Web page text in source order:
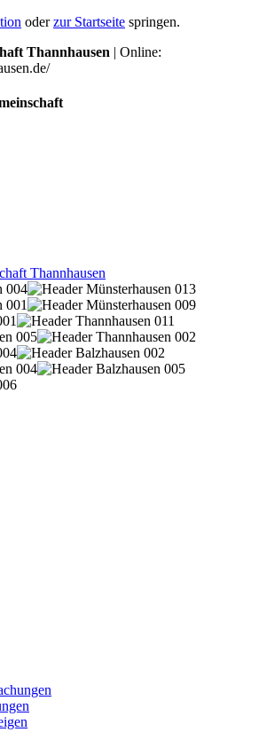
oderzur Startseite springen.
Thannhausen | Online: